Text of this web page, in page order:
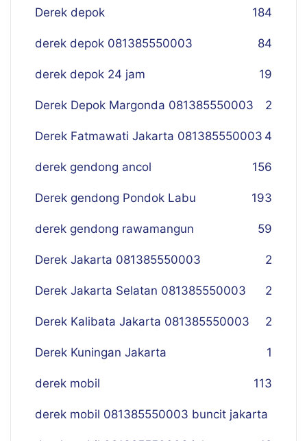
Derek depok 184
derek depok 081385550003 84
derek depok 24 jam 19
Derek Depok Margonda 081385550003 2
Derek Fatmawati Jakarta 081385550003 4
derek gendong ancol 156
Derek gendong Pondok Labu 193
derek gendong rawamangun 59
Derek Jakarta 081385550003 2
Derek Jakarta Selatan 081385550003 2
Derek Kalibata Jakarta 081385550003 2
Derek Kuningan Jakarta 1
derek mobil 113
derek mobil 081385550003 buncit jakarta